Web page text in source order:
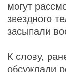
могут
звездного
засыпали
К слову,
обсуждали